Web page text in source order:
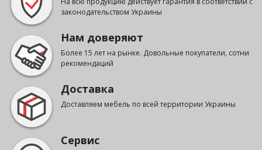
законодательством Украины
Нам доверяют
Более 15 лет на рынке. Довольные покупатели, сотни
рекомендаций
Доставка
Доставляем мебель по всей территории Украины
Сервис